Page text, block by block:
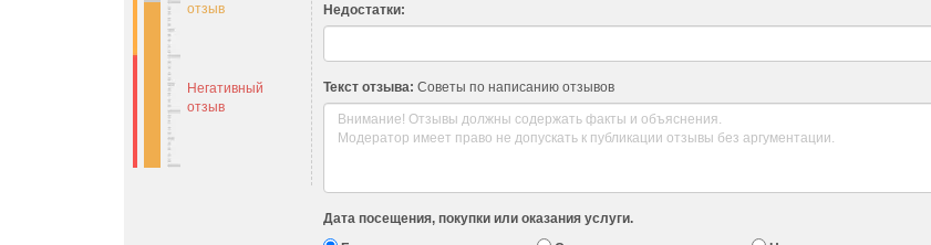
отзыв
Негативный
отзыв
Недостатки:
Текст отзыва: Советы по написанию отзывов
Дата посещения, покупки или оказания услуги.